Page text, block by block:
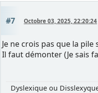
#7 Octobre 03, 2025, 22:20:24
Je ne crois pas que la pile
Il faut démonter (Je sais
Dyslexique ou